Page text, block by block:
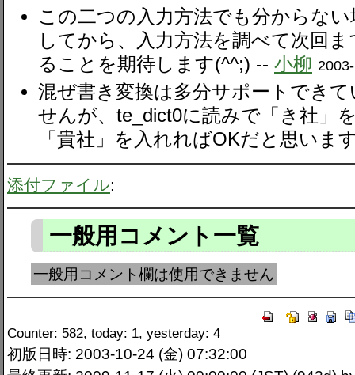
この二つの入力方法でも分からな
してから、入力方法を調べて次回
ることを期待します(^^;) -- 小柳
混ぜ書き変換は多分サポートでき
せんが、te_dict0に読みで「き社」
「貴社」を入れればOKだと思いま
添付ファイル:
一般用コメント一覧
一般用コメント欄は使用できません
Counter: 582, today: 1, yesterday: 4
初版日時: 2003-10-24 (金) 07:32:00